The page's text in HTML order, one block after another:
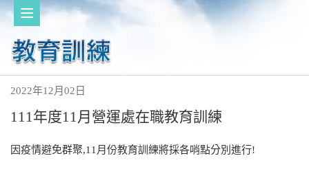
2022年12月02日
111年度11月營運處在職教育訓練
因疫情避免群聚,11月份教育訓練將採各哨點分別進行!